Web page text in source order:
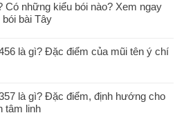
Có những kiểu bói nào? Xem ngay
bài Tây
là gì? Đặc điểm của mũi tên ý chí
là gì? Đặc điểm, định hướng cho
tâm linh